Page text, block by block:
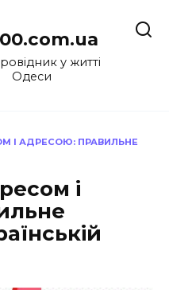
у житті
Одеси
І АДРЕСОЮ: ПРАВИЛЬНЕ
і